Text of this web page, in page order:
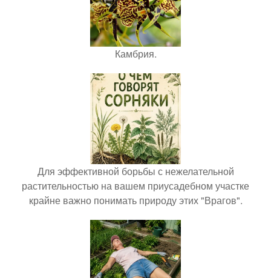
Камбрия.
Для эффективной борьбы с нежелательной
растительностью на вашем приусадебном участке
крайне важно понимать природу этих "Врагов".